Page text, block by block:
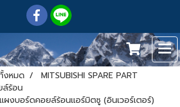
งหมด
MITSUBISHI SPARE PART
ร้อน
ผงบอร์ดคอยล์ร้อนแอร์มิตซู (อินเวอร์เตอร์)